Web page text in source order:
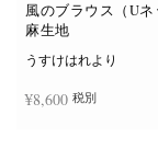
風のブラウス（Uネ
麻生地
うすけはれより
¥8,600 税別